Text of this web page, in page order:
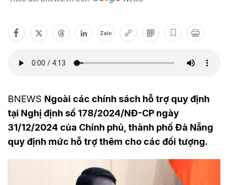
Zalo
BNEWS Ngoài các chính sách hỗ trợ quy định
tại Nghị định số 178/2024/NĐ-CP ngày
31/12/2024 của Chính phủ, thành phố Đà Nẵng
quy định mức hỗ trợ thêm cho các đối tượng.